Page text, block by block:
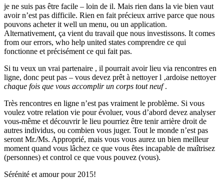
je ne suis pas être facile – loin de il. Mais rien dans la vie bien vaut
avoir n’est pas difficile. Rien en fait précieux arrive parce que nous
pouvons acheter it well un menu, ou un application.
Alternativement, ça vient du travail que nous investissons. It comes
from our errors, who help united states comprendre ce qui
fonctionne et précisément ce qui fait pas.
Si tu veux un vrai partenaire , il pourrait avoir lieu via rencontres en
ligne, donc peut pas – vous devez prêt à nettoyer l ‚ardoise nettoyer
chaque fois que vous accomplir un corps tout neuf.
Très rencontres en ligne n’est pas vraiment le problème. Si vous
voulez votre relation vie pour évoluer, vous d’abord devez analyser
vous-même et découvrir le lieu pourriez être tenir arrière droit de
autres individus, ou combien vous juger. Tout le monde n’est pas
seront Mr./Ms. Approprié, mais vous vous aurez un bien meilleur
moment quand vous lâchez ce que vous êtes incapable de maîtrisez
(personnes) et control ce que vous pouvez (vous).
Sérénité et amour pour 2015!